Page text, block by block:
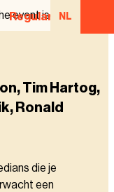
Regular NL
event is in Dutch.
Tim Hartog,
Ronald
die je
een